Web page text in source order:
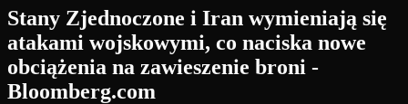
Stany Zjednoczone i Iran wymieniają się
atakami wojskowymi, co naciska nowe
obciążenia na zawieszenie broni -
Bloomberg.com